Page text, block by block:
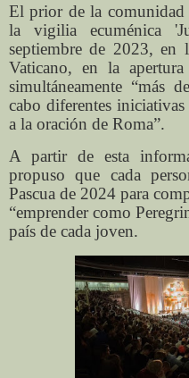
El prior de la comunidad
la vigilia ecuménica
septiembre de 2023, en
Vaticano, en la
simultáneamente “más
cabo diferentes
a la oración de Roma”.
A partir de esta
propuso que cada
Pascua de 2024 para
“emprender como
país de cada joven.